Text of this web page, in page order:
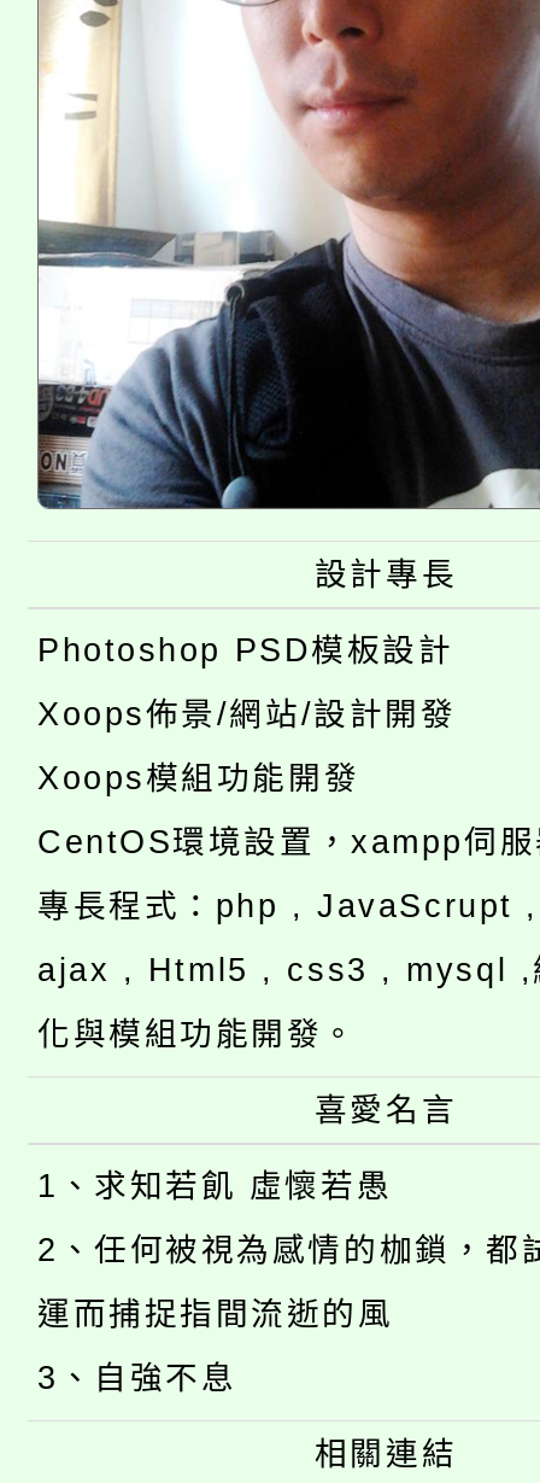
設計專長
Photoshop PSD模板設計
Xoops佈景/網站/設計開發
Xoops模組功能開發
CentOS環境設置，xampp伺
專長程式：php , JavaScrupt
ajax , Html5 , css3 , mysql ,
化與模組功能開發。
喜愛名言
1、求知若飢 虛懷若愚
2、任何被視為感情的枷鎖，都
運而捕捉指間流逝的風
3、自強不息
相關連結